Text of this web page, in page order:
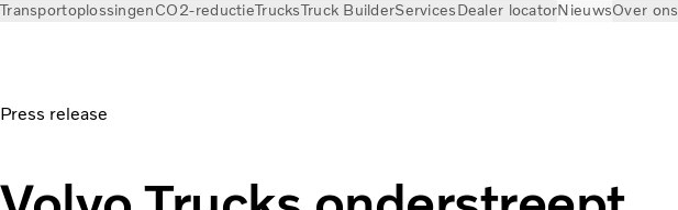
TransportoplossingenCO2-reductieTrucksTruck BuilderServicesDealer locatorNieuwsOver ons
Press release